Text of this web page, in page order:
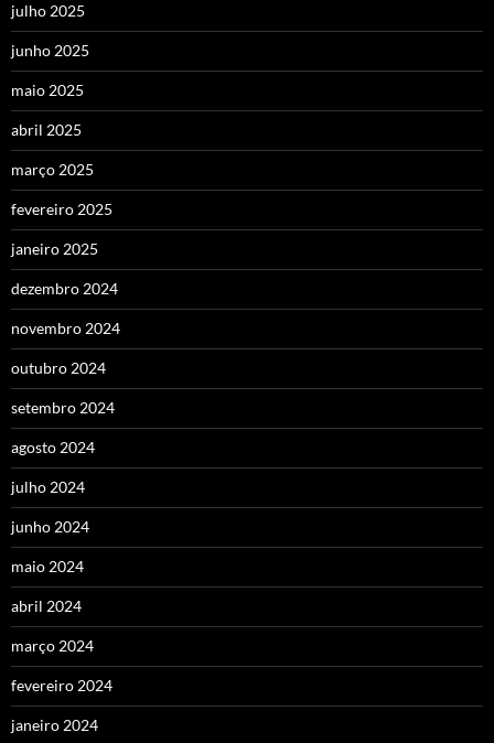
julho 2025
junho 2025
maio 2025
abril 2025
março 2025
fevereiro 2025
janeiro 2025
dezembro 2024
novembro 2024
outubro 2024
setembro 2024
agosto 2024
julho 2024
junho 2024
maio 2024
abril 2024
março 2024
fevereiro 2024
janeiro 2024